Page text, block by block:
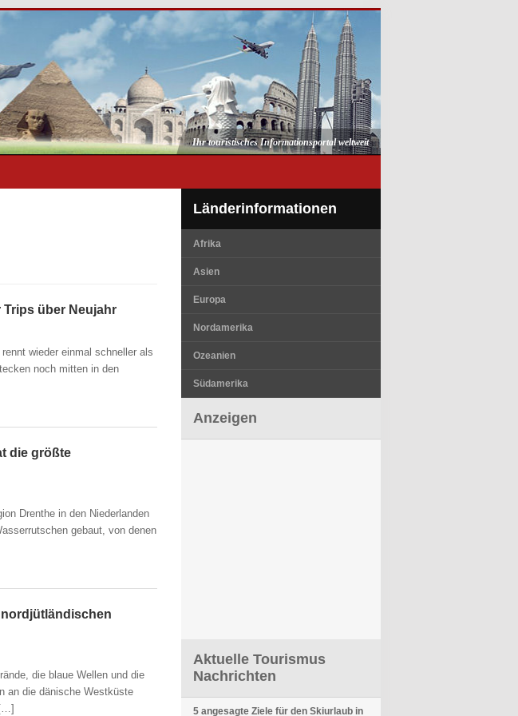
Ihr touristisches Informationsportal weltweit
Trips über Neujahr
wieder einmal schneller als
noch mitten in den
die größte
Drenthe in den Niederlanden
gebaut, von denen
die blaue Wellen und die
an die dänische Westküste
Länderinformationen
Afrika
Asien
Europa
Nordamerika
Ozeanien
Südamerika
Anzeigen
Aktuelle Tourismus
Nachrichten
5 angesagte Ziele für den Skiurlaub in